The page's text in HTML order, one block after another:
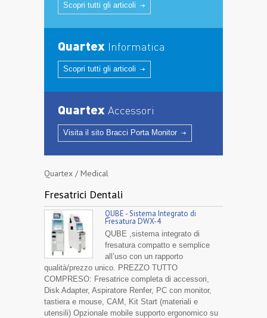
Scopri tutti gli articoli
Quartex Informatica
Scopri tutti gli articoli
Quartex Accessori
Visita il sito Bracci Porta Monitor
Quartex / Medical
Fresatrici Dentali
QUBE - Sistema Integrato di
Fresatura DWX-4
QUBE ,sistema integrato di
fresatura compatto e semplice
all’uso con un rapporto
qualità/prezzo unico. PREZZO TUTTO
COMPRESO: Fresatrice completa di accessori,
Disk Adapter, Aspiratore Renfer, PC con monitor,
tastiera e mouse, CAM, Kit Start (materiali e
utensili) Opzionale mobile supporto ergonomico su